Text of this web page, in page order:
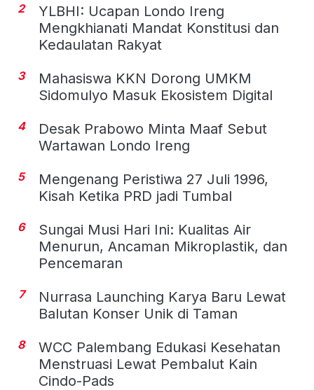
2
YLBHI: Ucapan Londo Ireng
Mengkhianati Mandat Konstitusi dan
Kedaulatan Rakyat
3
Mahasiswa KKN Dorong UMKM
Sidomulyo Masuk Ekosistem Digital
4
Desak Prabowo Minta Maaf Sebut
Wartawan Londo Ireng
5
Mengenang Peristiwa 27 Juli 1996,
Kisah Ketika PRD jadi Tumbal
6
Sungai Musi Hari Ini: Kualitas Air
Menurun, Ancaman Mikroplastik, dan
Pencemaran
7
Nurrasa Launching Karya Baru Lewat
Balutan Konser Unik di Taman
8
WCC Palembang Edukasi Kesehatan
Menstruasi Lewat Pembalut Kain
Cindo-Pads